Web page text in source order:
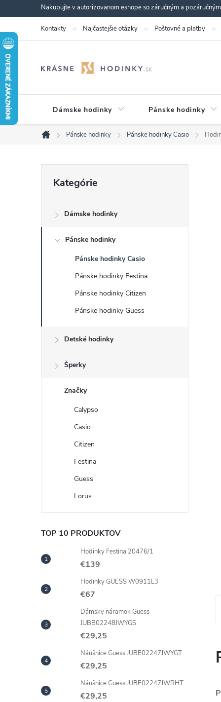
na
obsah
Nakupujte v autorizovanom eshope so záručným a
Kontakty Najčastejšie otázky Poštovné a platby
Dámske hodinky Pánske hodinky
Domov
Pánske hodinky Pánske hodinky Casio
č
a
kategórie
Kategórie
Dámske hodinky
Pánske hodinky
Pánske hodinky Casio
Pánske hodinky Festina
Pánske hodinky Citizen
Pánske hodinky Guess
Detské hodinky
Šperky
Značky
Calypso
Casio
Citizen
Festina
Guess
Lorus
TOP 10 PRODUKTOV
Hodinky Festina 20476/1
€139
Hodinky GUESS W0911L3
€67
Dámsky náramok Guess
JUBB02248JWYGS
€29,25
Náušnice Guess JUBE02247JWYGT
€29,25
Náušnice Guess JUBE02247JWRHT
€29,25